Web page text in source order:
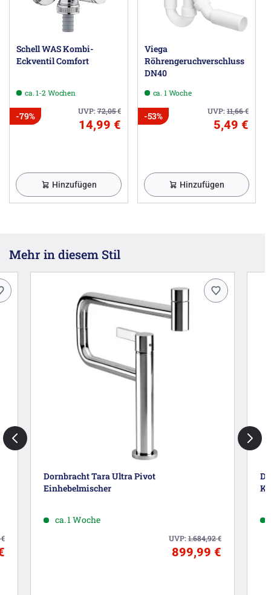
Schell WAS Kombi-
Eckventil Comfort
ca. 1-2 Wochen
UVP:72,05€
-79%
14,99 €
Hinzufügen
Viega
Röhrengeruchverschluss
DN40
ca. 1 Woche
UVP:11,66€
-53%
5,49 €
Hinzufügen
Mehr in diesem Stil
€
Dornbracht Tara Ultra Pivot
Einhebelmischer
ca. 1 Woche
UVP:1.684,92€
899,99 €